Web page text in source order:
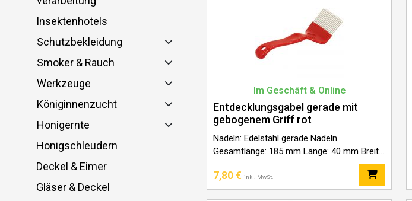
Insektenhotels
Schutzbekleidung
Smoker & Rauch
Werkzeuge
Königinnenzucht
Honigernte
Honigschleudern
Deckel & Eimer
Gläser & Deckel
Im Geschäft & Online
Entdecklungsgabel gerade mit
gebogenem Griff rot
Nadeln: Edelstahl gerade Nadeln
Gesamtlänge: 185 mm Länge: 40 mm Breite:
7,80€ inkl. MwSt.